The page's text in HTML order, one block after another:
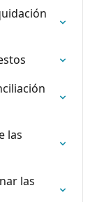
las
las